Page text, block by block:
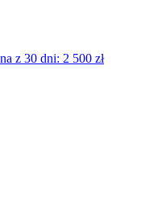
z 30 dni: 2 500 zł